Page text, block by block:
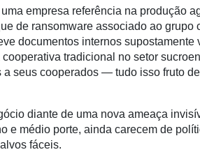
empresa referência na produção
de ransomware associado ao grupo
documentos internos supostamente
tradicional no setor
seus cooperados — tudo isso fruto
diante de uma nova ameaça
e médio porte, ainda carecem de
fáceis.